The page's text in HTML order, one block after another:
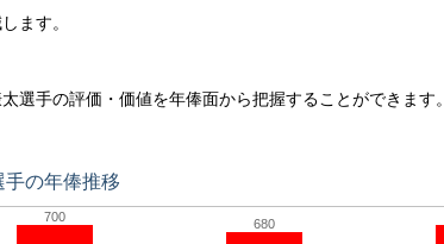
ます。
選手の評価・価値を年俸面から把握することができます。
手の年俸推移
700 680